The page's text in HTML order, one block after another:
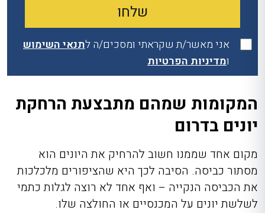
אני מאשר/ת שקראתי ומסכים/ה לתנאי השימוש
ומדיניות הפרטיות
המקומות שמהם מתבצעת הרחקת
יונים בדרום
מקום אחד שממנו חשוב להרחיק את היונים הוא
מסתור כביסה. הסיבה לכך היא שהציפורים מלכלכות
את הכביסה הנקייה – ואף אחד לא רוצה לגלות כתמי
לשלשת יונים על המכנסיים או החולצה שלו.